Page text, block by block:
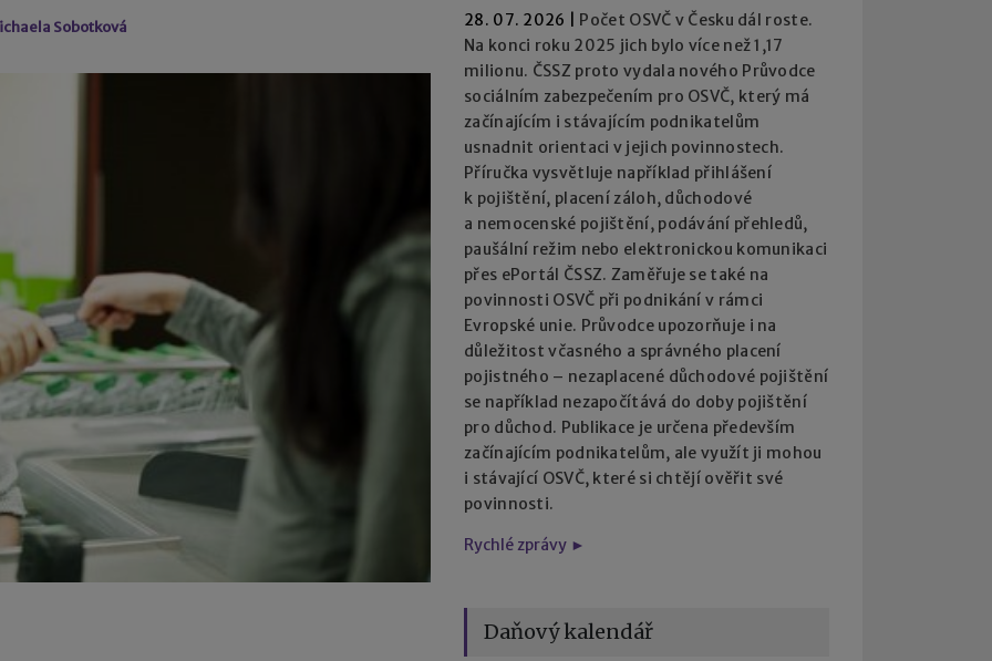
Sobotková 28. 07. 2026
Počet OSVČ v Česku dál roste.
Na konci roku 2025 jich bylo více než 1,17
milionu. ČSSZ proto vydala nového Průvodce
sociálním zabezpečením pro OSVČ, který má
začínajícím i stávajícím podnikatelům
usnadnit orientaci v jejich povinnostech.
Příručka vysvětluje například přihlášení
k pojištění, placení záloh, důchodové
a nemocenské pojištění, podávání přehledů,
paušální režim nebo elektronickou komunikaci
přes ePortál ČSSZ. Zaměřuje se také na
povinnosti OSVČ při podnikání v rámci
Evropské unie. Průvodce upozorňuje i na
důležitost včasného a správného placení
pojistného – nezaplacené důchodové pojištění
se například nezapočítává do doby pojištění
pro důchod. Publikace je určena především
začínajícím podnikatelům, ale využít ji mohou
i stávající OSVČ, které si chtějí ověřit své
povinnosti.
Rychlé zprávy ►
Daňový kalendář